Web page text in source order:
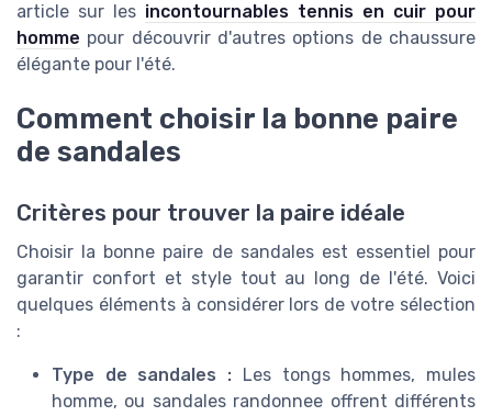
article sur les incontournables tennis en cuir pour
homme pour découvrir d'autres options de chaussure
élégante pour l'été.
Comment choisir la bonne paire
de sandales
Critères pour trouver la paire idéale
Choisir la bonne paire de sandales est essentiel pour
garantir confort et style tout au long de l'été. Voici
quelques éléments à considérer lors de votre sélection
:
Type de sandales : Les tongs hommes, mules
homme, ou sandales randonnee offrent différents